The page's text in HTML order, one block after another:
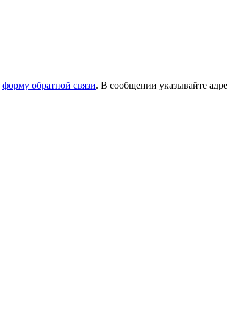
форму обратной связи. В сообщении указывайте